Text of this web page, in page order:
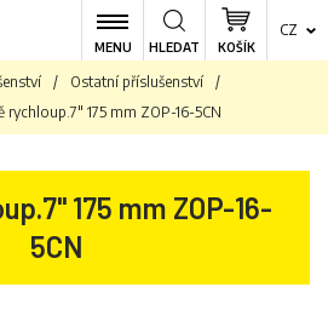
MENU KOŠÍK
CZ
HLEDAT
/ Ostatní příslušenství
/
rychloup.7" 175 mm ZOP-16-5CN
175 mm ZOP-16-
5CN